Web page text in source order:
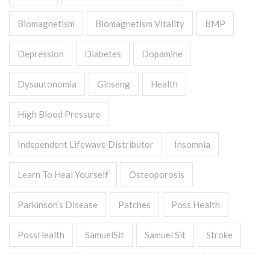
Biomagnetism Biomagnetism Vitality BMP
Depression Diabetes Dopamine
Dysautonomia Ginseng Health
High Blood Pressure
Independent Lifewave Distributor Insomnia
Learn To Heal Yourself Osteoporosis
Parkinson’s Disease Patches Poss Health
PossHealth SamuelSit Samuel Sit Stroke